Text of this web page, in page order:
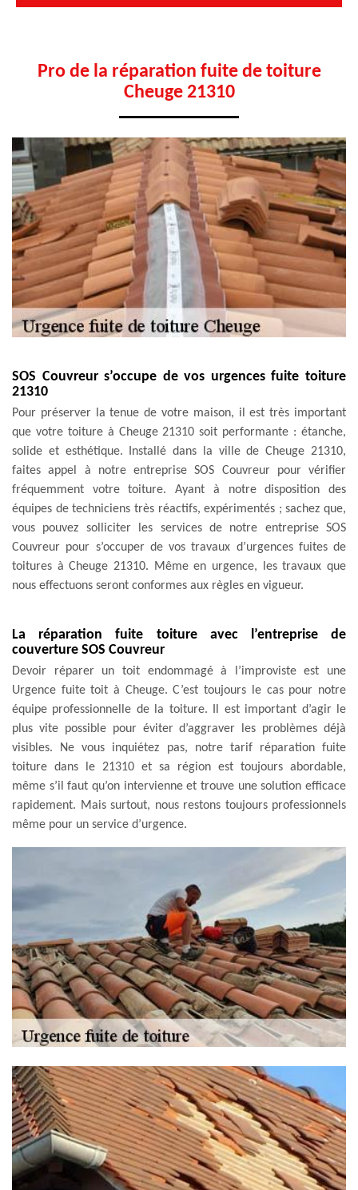
Pro de la réparation fuite de toiture
Cheuge 21310
SOS Couvreur s’occupe de vos urgences fuite toiture
21310
Pour préserver la tenue de votre maison, il est très important
que votre toiture à Cheuge 21310 soit performante : étanche,
solide et esthétique. Installé dans la ville de Cheuge 21310,
faites appel à notre entreprise SOS Couvreur pour vérifier
fréquemment votre toiture. Ayant à notre disposition des
équipes de techniciens très réactifs, expérimentés ; sachez que,
vous pouvez solliciter les services de notre entreprise SOS
Couvreur pour s’occuper de vos travaux d’urgences fuites de
toitures à Cheuge 21310. Même en urgence, les travaux que
nous effectuons seront conformes aux règles en vigueur.
La réparation fuite toiture avec l’entreprise de
couverture SOS Couvreur
Devoir réparer un toit endommagé à l’improviste est une
Urgence fuite toit à Cheuge. C’est toujours le cas pour notre
équipe professionnelle de la toiture. Il est important d’agir le
plus vite possible pour éviter d’aggraver les problèmes déjà
visibles. Ne vous inquiétez pas, notre tarif réparation fuite
toiture dans le 21310 et sa région est toujours abordable,
même s’il faut qu’on intervienne et trouve une solution efficace
rapidement. Mais surtout, nous restons toujours professionnels
même pour un service d’urgence.